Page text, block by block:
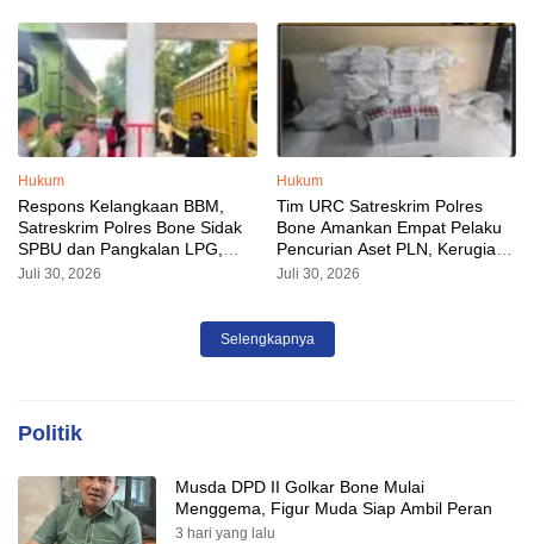
Hukum
Respons Kelangkaan BBM,
Satreskrim Polres Bone Sidak
SPBU dan Pangkalan LPG,
AKP Alvin Aji Imbau Pengelola
Juli 30, 2026
Hukum
Tim URC Satreskrim Polres
Bone Amankan Empat Pelaku
Pencurian Aset PLN, Kerugian
Ditaksir Capai Rp 3 Milyar
Juli 30, 2026
Selengkapnya
Politik
Musda DPD II Golkar Bone Mulai
Menggema, Figur Muda Siap Ambil Peran
3 hari yang lalu